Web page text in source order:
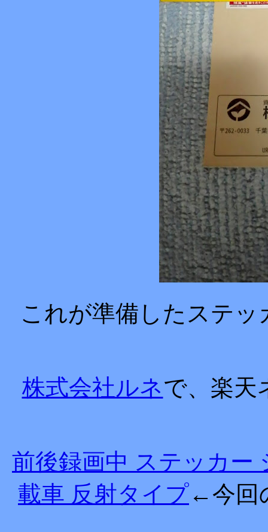
これが準備したステ
株式会社ルネで、楽天
前後録画中 ステッカー
載車 反射タイプ←今回